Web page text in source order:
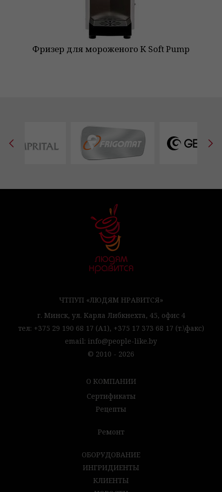
Фризер для мороженого K Soft Pump
ЧТПУП «ЛЮДЯМ НРАВИТСЯ»
г. Минск, ул. Карла Либкнехта, 45, офис 4
тел: +375 29 190 68 17 (А1), +375 17 373 68 17 (т.\факс)
email: info@people-like.by
© 2010 - 2026
О КОМПАНИИ
Сертификаты
Рецепты
Ремонт
ОБОРУДОВАНИЕ
ИНГРИДИЕНТЫ
КЛИЕНТЫ